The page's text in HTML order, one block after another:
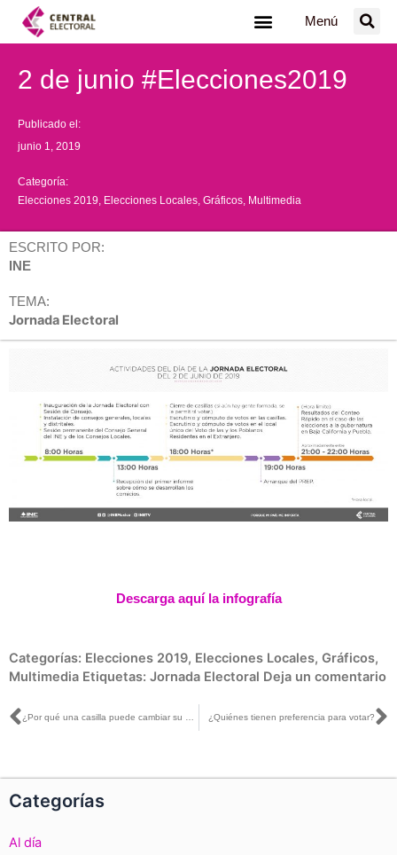
Menú
2 de junio #Elecciones2019
Publicado el:
junio 1, 2019
Categoría:
Elecciones 2019 Elecciones Locales Gráficos Multimedia
ESCRITO POR:
INE
TEMA:
Jornada Electoral
Descarga aquí la infografía
Categorías: Elecciones 2019, Elecciones Locales, Gráficos,
Multimedia Etiquetas: Jornada Electoral Deja un comentario
Ant ¿Por qué una casilla puede cambiar su ubicación? ¿Quiénes tienen preferencia para votar?
Categorías
Al día